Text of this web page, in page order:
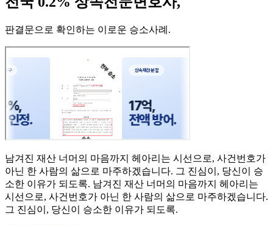
판결문으로 확인하는 이로운 승소사례 .
남겨진 재산 너머의 마음까지 헤아리는 시선으로, 사건번호가
아닌 한 사람의 삶으로 마주하겠습니다. 그 진심이, 당신이 승
소한 이유가 되도록. 남겨진 재산 너머의 마음까지 헤아리는
시선으로, 사건번호가 아닌 한 사람의 삶으로 마주하겠습니다.
그 진심이, 당신이 승소한 이유가 되도록.